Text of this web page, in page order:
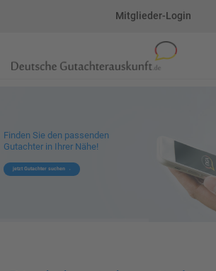
Mitglieder-Login
Finden Sie den passenden
Gutachter in Ihrer Nähe!
jetzt Gutachter suchen